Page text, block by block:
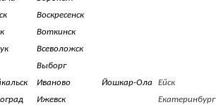
Воскресенск
Воткинск
Всеволожск
Выборг
Иваново Йошкар-Ола
Ейск
Ижевск
Екатеринбург